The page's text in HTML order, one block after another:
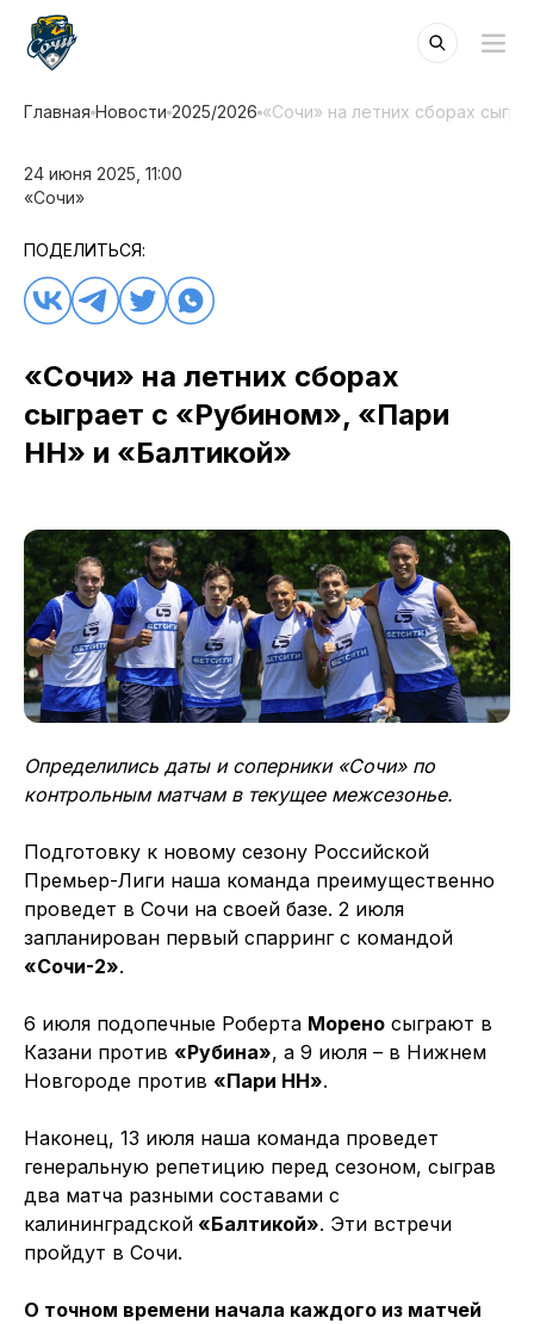
Главная Новости 2025/2026 «Сочи» на летних сборах
24 июня 2025, 11:00
«Сочи»
ПОДЕЛИТЬСЯ:
«Сочи» на летних сборах
сыграет с «Рубином», «Пари
НН» и «Балтикой»
Определились даты и соперники «Сочи» по
контрольным матчам в текущее межсезонье.
Подготовку к новому сезону Российской
Премьер-Лиги наша команда преимущественно
проведет в Сочи на своей базе. 2 июля
запланирован первый спарринг с командой
«Сочи-2».
6 июля подопечные Роберта Морено сыграют в
Казани против «Рубина», а 9 июля – в Нижнем
Новгороде против «Пари НН».
Наконец, 13 июля наша команда проведет
генеральную репетицию перед сезоном, сыграв
два матча разными составами с
калининградской «Балтикой». Эти встречи
пройдут в Сочи.
О точном времени начала каждого из матчей